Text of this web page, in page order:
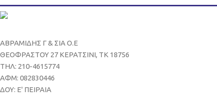
ΑΒΡΑΜΙΔΗΣ Γ & ΣΙΑ Ο.Ε
ΘΕΟΦΡΑΣΤΟΥ 27 ΚΕΡΑΤΣΙΝΙ, ΤΚ 18756
ΤΗΛ: 210-4615774
ΑΦΜ: 082830446
ΔΟΥ: Ε' ΠΕΙΡΑΙΑ